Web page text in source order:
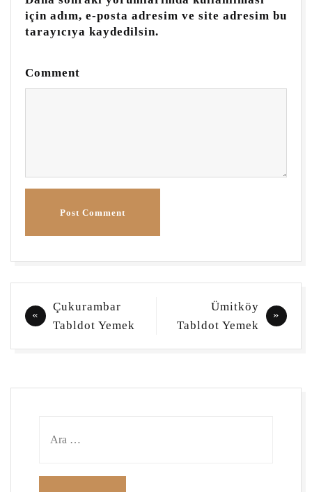
için adım, e-posta adresim ve site adresim bu
tarayıcıya kaydedilsin.
Comment
Post Comment
Yazı
gezinmesi
Çukurambar
Tabldot Yemek
Ümitköy
Tabldot Yemek